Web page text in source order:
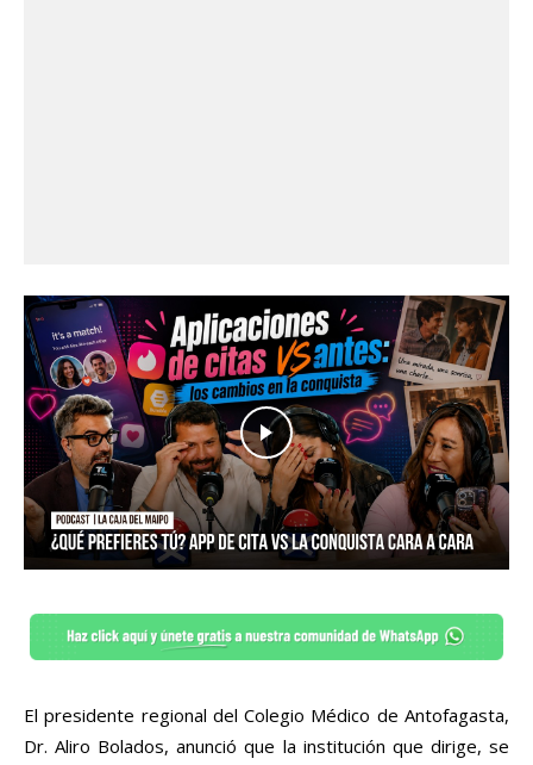
El presidente regional del Colegio Médico de Antofagasta,
Dr. Aliro Bolados, anunció que la institución que dirige, se